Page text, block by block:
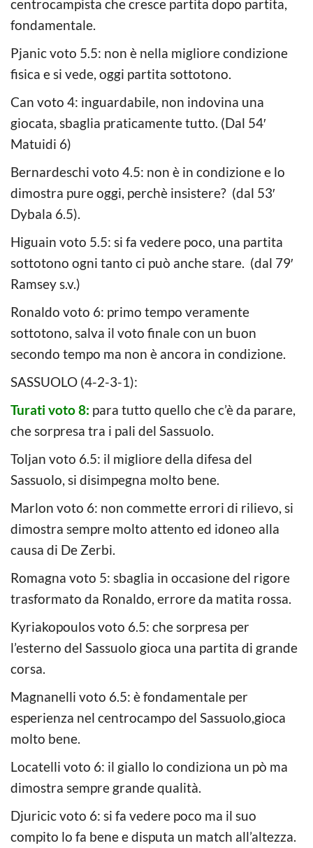
centrocampista che cresce partita dopo partita,
fondamentale.
Pjanic voto 5.5: non è nella migliore condizione
fisica e si vede, oggi partita sottotono.
Can voto 4: inguardabile, non indovina una
giocata, sbaglia praticamente tutto. (Dal 54′
Matuidi 6)
Bernardeschi voto 4.5: non è in condizione e lo
dimostra pure oggi, perchè insistere? (dal 53′
Dybala 6.5).
Higuain voto 5.5: si fa vedere poco, una partita
sottotono ogni tanto ci può anche stare. (dal 79′
Ramsey s.v.)
Ronaldo voto 6: primo tempo veramente
sottotono, salva il voto finale con un buon
secondo tempo ma non è ancora in condizione.
SASSUOLO (4-2-3-1):
Turati voto 8: para tutto quello che c’è da parare,
che sorpresa tra i pali del Sassuolo.
Toljan voto 6.5: il migliore della difesa del
Sassuolo, si disimpegna molto bene.
Marlon voto 6: non commette errori di rilievo, si
dimostra sempre molto attento ed idoneo alla
causa di De Zerbi.
Romagna voto 5: sbaglia in occasione del rigore
trasformato da Ronaldo, errore da matita rossa.
Kyriakopoulos voto 6.5: che sorpresa per
l’esterno del Sassuolo gioca una partita di grande
corsa.
Magnanelli voto 6.5: è fondamentale per
esperienza nel centrocampo del Sassuolo,gioca
molto bene.
Locatelli voto 6: il giallo lo condiziona un pò ma
dimostra sempre grande qualità.
Djuricic voto 6: si fa vedere poco ma il suo
compito lo fa bene e disputa un match all’altezza.